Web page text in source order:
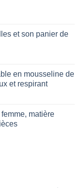
et son panier de
en mousseline de
et respirant
matière